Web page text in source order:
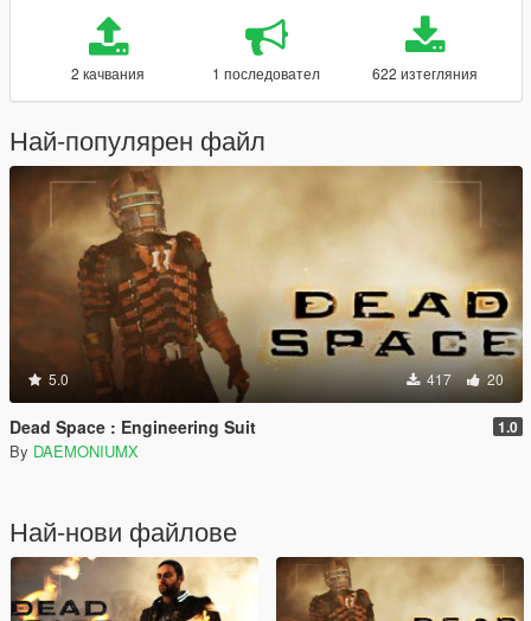
2 качвания 1 последовател 622 изтегляния
Най-популярен файл
5.0 417 20
Dead Space : Engineering Suit 1.0
By DAEMONIUMX
Най-нови файлове